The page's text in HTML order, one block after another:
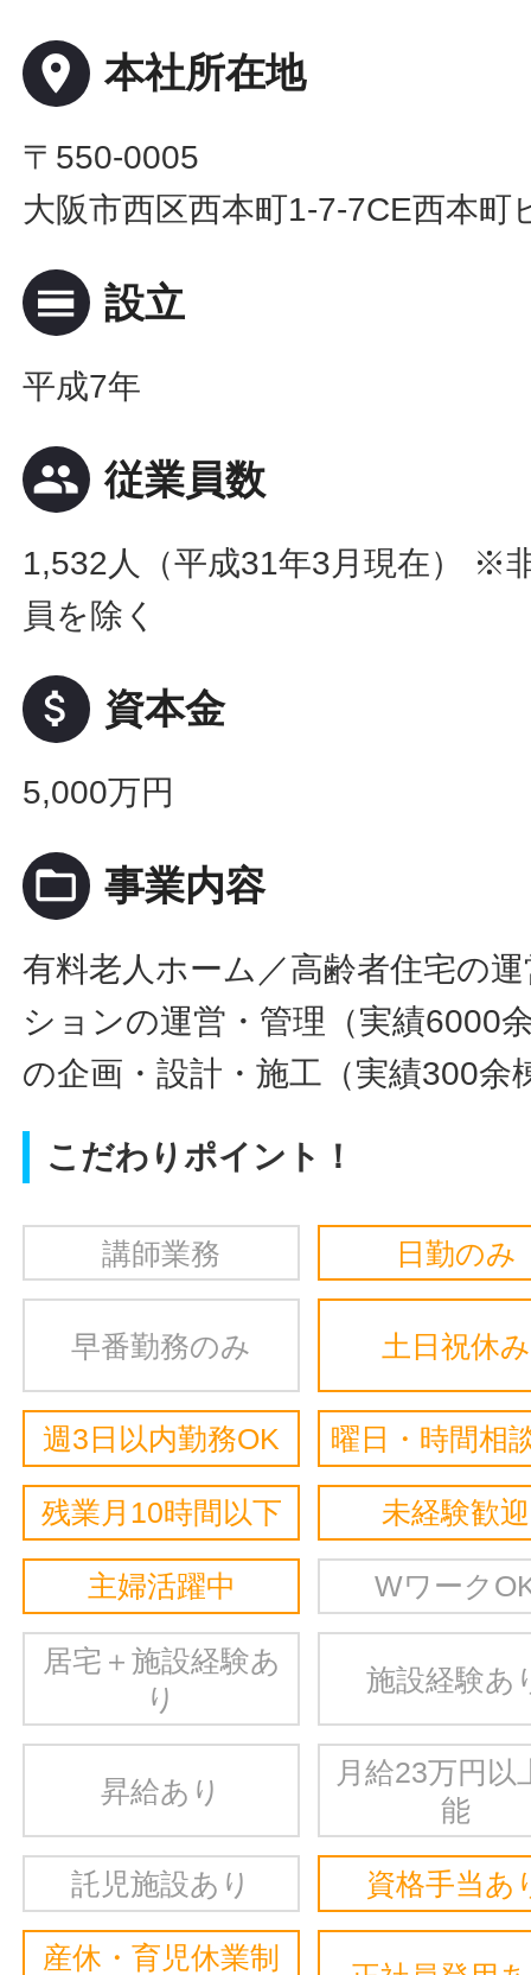
place 本社所在地
〒550-0005
大阪市西区西本町1-7-7CE西本町
calendar_view_day 設立
平成7年
people 従業員数
1,532人（平成31年3月現在） ※
員を除く
attach_money 資本金
5,000万円
folder_open 事業内容
有料老人ホーム／高齢者住宅の
ションの運営・管理（実績6000
の企画・設計・施工（実績300余
こだわりポイント！
講師業務 日勤のみ
早番勤務のみ 土日祝休み
週3日以内勤務OK 曜日・時間相
残業月10時間以下 未経験歓迎
主婦活躍中 Wワーク
居宅＋施設経験あ
り
施設経験あ
昇給あり
月給23万円以
能
託児施設あり 資格手当あ
産休・育児休業制